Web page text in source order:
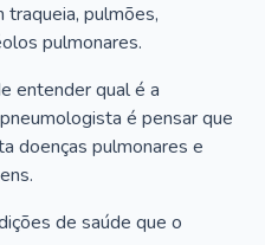
traqueia, pulmões,
pulmonares.
entender qual é a
é pensar que
doenças pulmonares e
de saúde que o